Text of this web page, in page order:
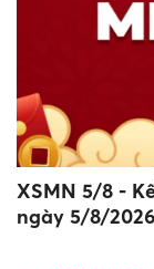
XSMN 5/8 -
ngày 5/8/2026